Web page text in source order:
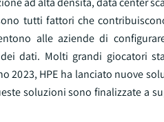
tutti fattori che
alle aziende di
dati. Molti grandi giocatori
2023, HPE ha lanciato nuove
soluzioni sono finalizzate a